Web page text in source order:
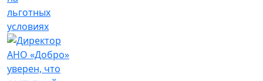
льготных
условиях